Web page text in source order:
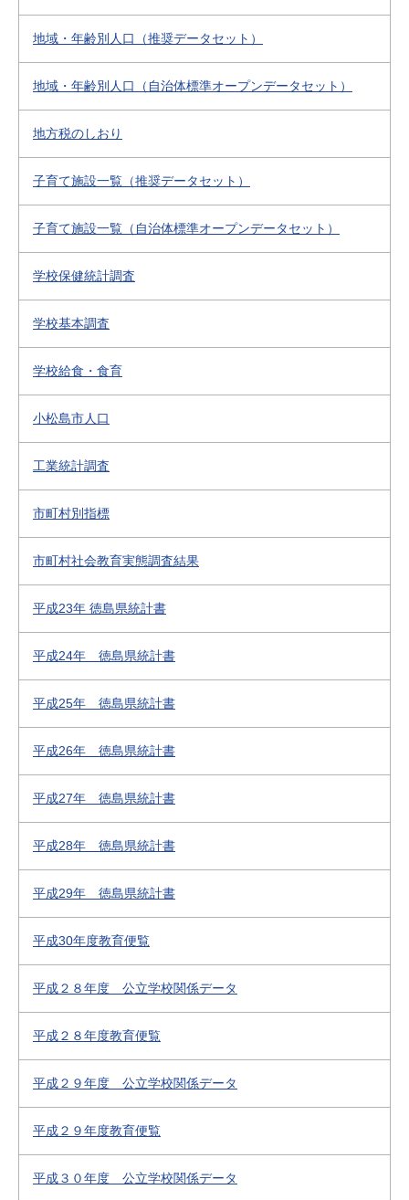
地域・年齢別人口（推奨データセット）
地域・年齢別人口（自治体標準オープンデータセット）
地方税のしおり
子育て施設一覧（推奨データセット）
子育て施設一覧（自治体標準オープンデータセット）
学校保健統計調査
学校基本調査
学校給食・食育
小松島市人口
工業統計調査
市町村別指標
市町村社会教育実態調査結果
平成23年 徳島県統計書
平成24年 徳島県統計書
平成25年 徳島県統計書
平成26年 徳島県統計書
平成27年 徳島県統計書
平成28年 徳島県統計書
平成29年 徳島県統計書
平成30年度教育便覧
平成２８年度 公立学校関係データ
平成２８年度教育便覧
平成２９年度 公立学校関係データ
平成２９年度教育便覧
平成３０年度 公立学校関係データ